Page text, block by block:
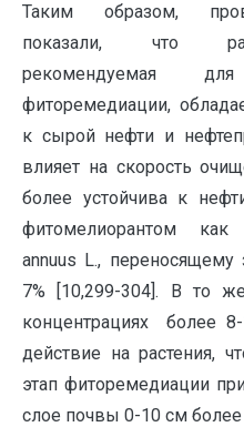
Таким образом,
показали, что
рекомендуемая
фиторемедиации,
к сырой нефти и
влияет на скорость
более устойчива к
фитомелиорантом как
annuus L.,
7% [10,299-304]. В то
концентрациях более
действие на растения,
этап фиторемедиации
слое почвы 0-10 см более